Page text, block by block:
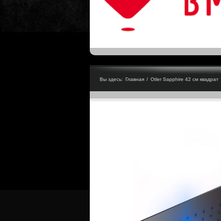
Вы здесь: Главная / Otler Sapphire 42 см квадрат